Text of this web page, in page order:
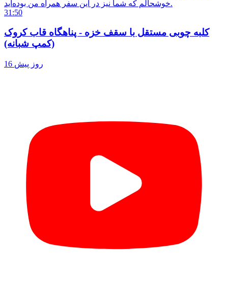
خوشحالم که شما نیز در این سفر همراه من بوده‌اید.
31:50
کلبه چوبی مستقل با سقف خزه - پناهگاه قاب کروک
(کمپ شبانه)
16 روز پیش